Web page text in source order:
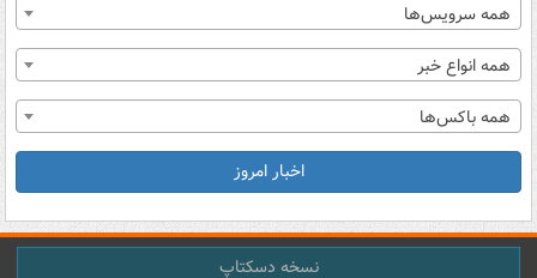
همه سرویس‌ها
همه انواع خبر
همه باکس‌ها
اخبار امروز
نسخه دسکتاپ